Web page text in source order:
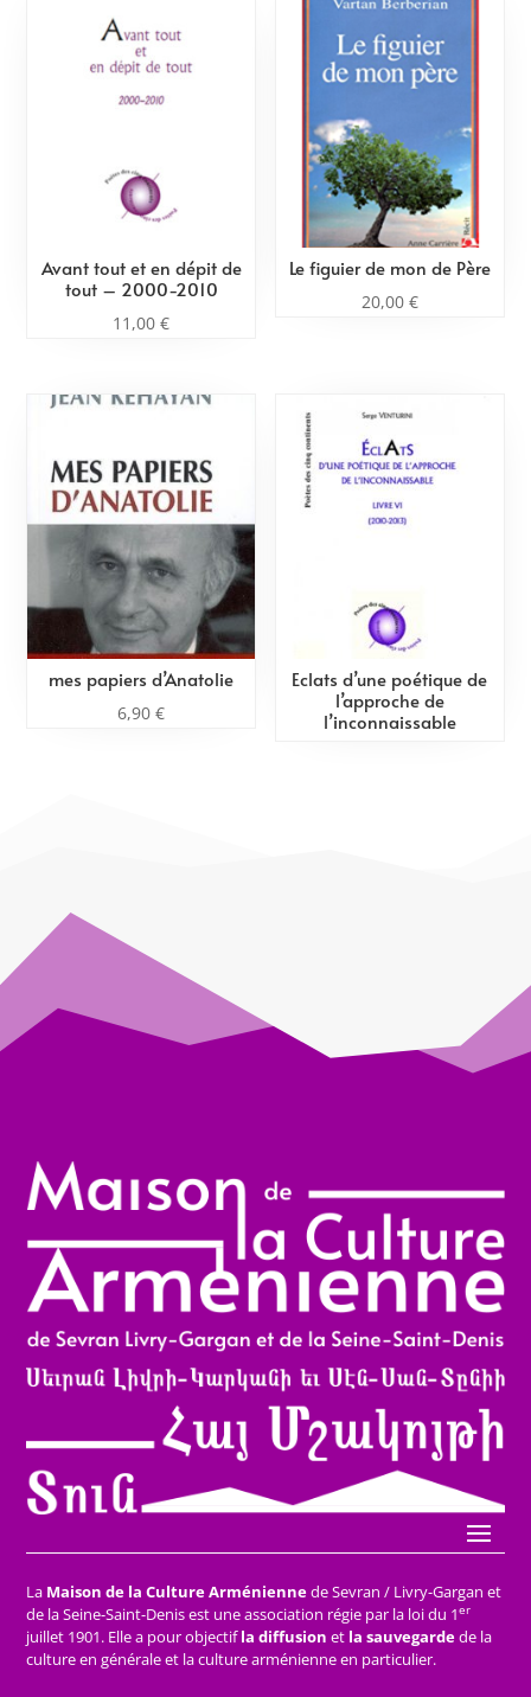
Avant tout et en dépit de
tout – 2000-2010
11,00€
Le figuier de mon de Père
20,00 €
mes papiers d’Anatolie
6,90€
Eclats d’une poétique de
l’approche de
l’inconnaissable
La Maison de la Culture Arméniennede Sevran / Livry-Gargan et
de la Seine-Saint-Denis est une association régie par la loi du 1er
juillet 1901. Elle a pour objectifla diffusion et la sauvegardede la
culture en générale et la culture arménienne en particulier.